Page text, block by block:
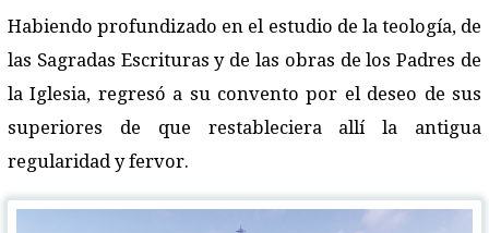
Habiendo profundizado en el estudio de la teología, de
las Sagradas Escrituras y de las obras de los Padres de
la Iglesia, regresó a su convento por el deseo de sus
superiores de que restableciera allí la antigua
regularidad y fervor.